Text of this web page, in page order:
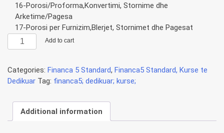
16-Porosi/Proforma,Konvertimi, Stornime dhe
Arketime/Pagesa
17-Porosi per Furnizim,Blerjet, Stornimet dhe Pagesat
Financa5
Standard,
Nivel
Bazë
Add to cart
Categories: Financa 5 Standard, Financa5 Standard, Kurse te
Dedikuar Tag: financa5; dedikuar; kurse;
Additional information